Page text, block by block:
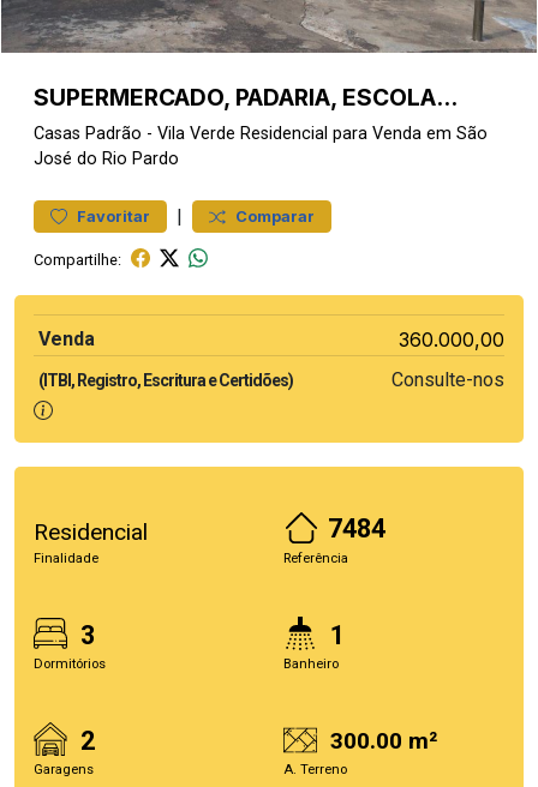
SUPERMERCADO, PADARIA, ESCOLA...
Casas Padrão - Vila Verde Residencial para Venda em São
José do Rio Pardo
Favoritar | Comparar
Compartilhe:
Venda 360.000,00
(ITBI, Registro, Escritura e Certidões) Consulte-nos
Residencial
Finalidade
7484
Referência
3
Dormitórios
1
Banheiro
2
Garagens
300.00 m²
A. Terreno